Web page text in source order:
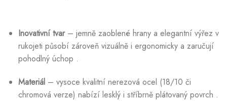
Inovativní tvar– jemně zaoblené hrany a elegantní výřez v
rukojeti působí zároveň vizuálně i ergonomicky a zaručují
pohodlný úchop .
Materiál– vysoce kvalitní nerezová ocel (18/10 či
chromová verze) nabízí lesklý i stříbrně plátovaný povrch .